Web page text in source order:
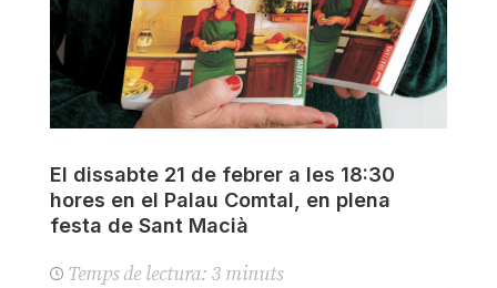
El dissabte 21 de febrer a les 18:30
hores en el Palau Comtal, en plena
festa de Sant Macià
Temps de lectura: 3 minuts